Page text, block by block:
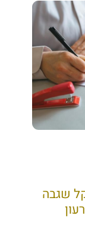
יחזיר 637,000 שקל שגבה